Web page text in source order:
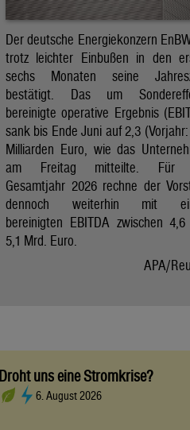
Der deutsche Energiekonzern
trotz leichter Einbußen in den
sechs Monaten seine
bestätigt. Das um
bereinigte operative Ergebnis
sank bis Ende Juni auf 2,3
Milliarden Euro, wie das
am Freitag mitteilte. Für
Gesamtjahr 2026 rechne der
dennoch weiterhin mit
bereinigten EBITDA zwischen
5,1 Mrd. Euro.
APA/
Droht uns eine Stromkrise?
6. August 2026